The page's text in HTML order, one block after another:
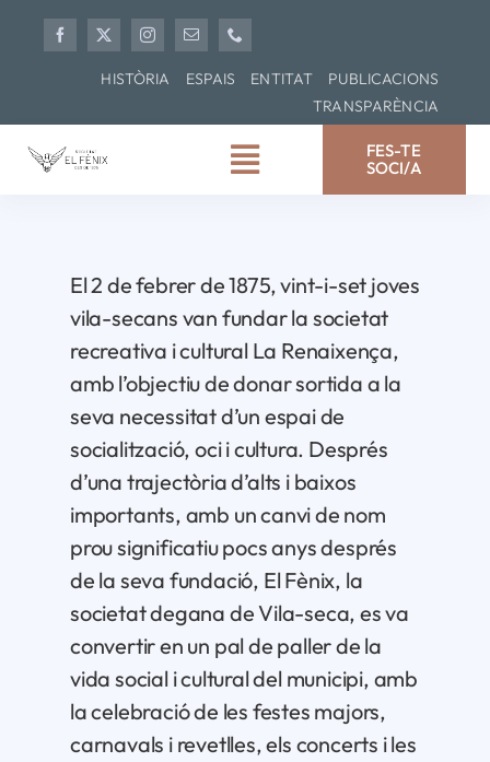
HISTÒRIA ESPAIS ENTITAT
PUBLICACIONS
TRANSPARÈNCIA
Toggle
150è aniversari
Agenda
Documental
Patrocinadors
Contacte
FES-TE
SOCI/A
El 2 de febrer de 1875, vint-i-set joves
vila-secans van fundar la societat
recreativa i cultural La Renaixença,
amb l’objectiu de donar sortida a la
seva necessitat d’un espai de
socialització, oci i cultura. Després
d’una trajectòria d’alts i baixos
importants, amb un canvi de nom
prou significatiu pocs anys després
de la seva fundació, El Fènix, la
societat degana de Vila-seca, es va
convertir en un pal de paller de la
vida social i cultural del municipi, amb
la celebració de les festes majors,
carnavals i revetlles, els concerts i les